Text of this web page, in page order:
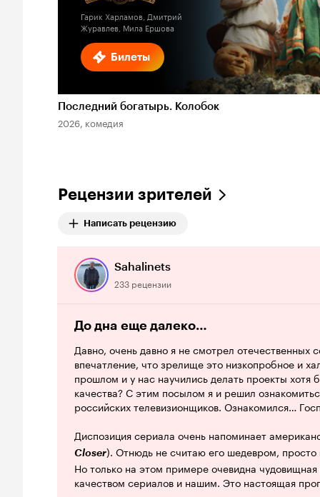
Билеты
Гарик Харламов, Дмитрий
Журавлев, Мила Ершова
Последний богатырь. Колобок
2026, комедия
Рецензии зрителей
Написать рецензию
Sahalinets
233 рецензии
До дна еще далеко…
Давно, очень давно я не смотрел отечественных
впечатление, что зрелище это низкопробное и
прошлом и у нас научились делать проекты хотя
качества? С этим посылом я и решил
российских телевизионщиков. Ознакомился…
Диспозиция сериала очень напоминает
Closer). Отнюдь не считаю его шедевром, просто
Но только на этом примере очевидна
качеством сериалов и нашим. Это настоящая